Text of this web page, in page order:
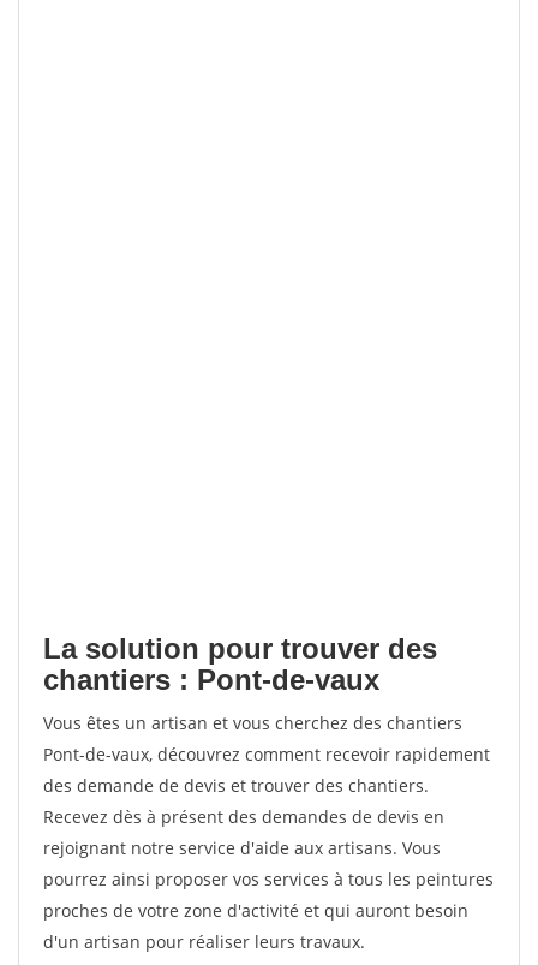
La solution pour trouver des
chantiers : Pont-de-vaux
Vous êtes un artisan et vous cherchez des chantiers
Pont-de-vaux, découvrez comment recevoir rapidement
des demande de devis et trouver des chantiers.
Recevez dès à présent des demandes de devis en
rejoignant notre service d'aide aux artisans. Vous
pourrez ainsi proposer vos services à tous les peintures
proches de votre zone d'activité et qui auront besoin
d'un artisan pour réaliser leurs travaux.